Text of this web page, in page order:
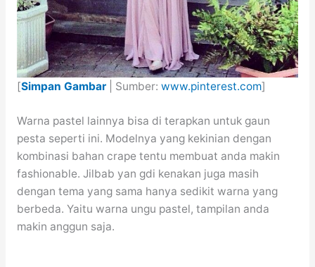
[Simpan Gambar| Sumber: www.pinterest.com]
Warna pastel lainnya bisa di terapkan untuk gaun
pesta seperti ini. Modelnya yang kekinian dengan
kombinasi bahan crape tentu membuat anda makin
fashionable. Jilbab yan gdi kenakan juga masih
dengan tema yang sama hanya sedikit warna yang
berbeda. Yaitu warna ungu pastel, tampilan anda
makin anggun saja.